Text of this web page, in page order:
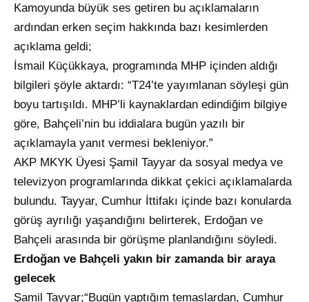
Kamoyunda büyük ses getiren bu açıklamaların
ardından erken seçim hakkında bazı kesimlerden
açıklama geldi;
İsmail Küçükkaya, programında MHP içinden aldığı
bilgileri şöyle aktardı: “T24’te yayımlanan söyleşi gün
boyu tartışıldı. MHP’li kaynaklardan edindiğim bilgiye
göre, Bahçeli’nin bu iddialara bugün yazılı bir
açıklamayla yanıt vermesi bekleniyor.”
AKP MKYK Üyesi Şamil Tayyar da sosyal medya ve
televizyon programlarında dikkat çekici açıklamalarda
bulundu. Tayyar, Cumhur İttifakı içinde bazı konularda
görüş ayrılığı yaşandığını belirterek, Erdoğan ve
Bahçeli arasında bir görüşme planlandığını söyledi.
Erdoğan ve Bahçeli yakın bir zamanda bir araya
gelecek
Şamil Tayyar;“Bugün yaptığım temaslardan, Cumhur